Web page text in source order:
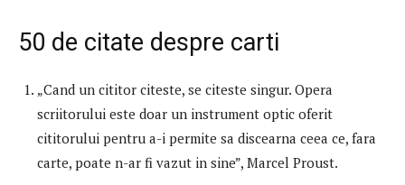
50 de citate despre carti
„Cand un cititor citeste, se citeste singur. Opera
scriitorului este doar un instrument optic oferit
cititorului pentru a-i permite sa discearna ceea ce, fara
carte, poate n-ar fi vazut in sine”, Marcel Proust.